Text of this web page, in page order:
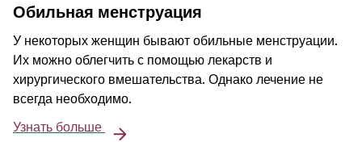
Обильная менструация
У некоторых женщин бывают обильные менструации.
Их можно облегчить с помощью лекарств и
хирургического вмешательства. Однако лечение не
всегда необходимо.
Узнать больше